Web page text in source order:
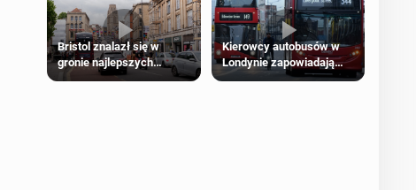
Bristol znalazł się w
gronie najlepszych
kierunków podróży na
Kierowcy autobusów w
Londynie zapowiadają
strajki